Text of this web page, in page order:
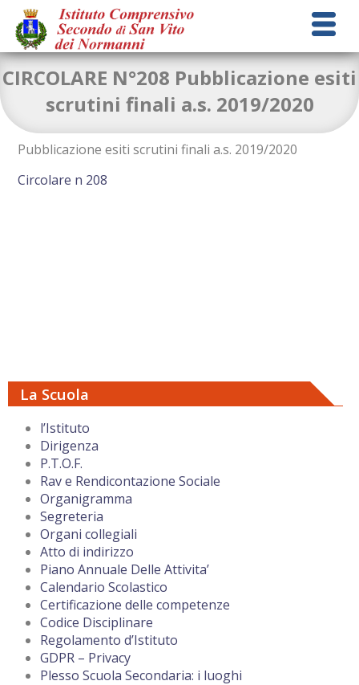
La Scuola
l’Istituto
Dirigenza
P.T.O.F.
Rav e Rendicontazione Sociale
Organigramma
Segreteria
Organi collegiali
Atto di indirizzo
Piano Annuale Delle Attivita’
Calendario Scolastico
Certificazione delle competenze
Codice Disciplinare
Regolamento d’Istituto
GDPR – Privacy
Plesso Scuola Secondaria: i luoghi
CIRCOLARE N°208 Pubblicazione esiti
scrutini finali a.s. 2019/2020
Pubblicazione esiti scrutini finali a.s. 2019/2020
Circolare n 208